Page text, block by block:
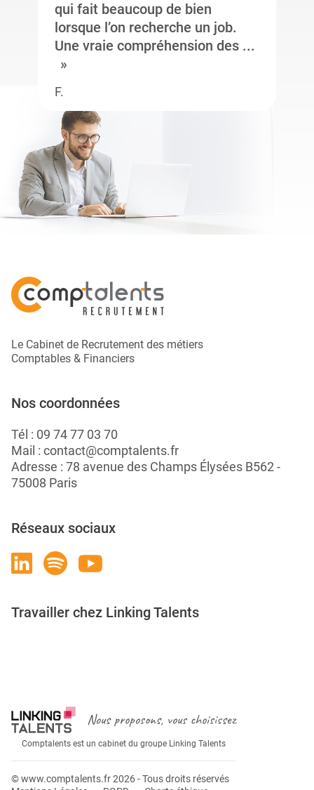
qui fait beaucoup de bien
lorsque l’on recherche un job.
Une vraie compréhension des ...
F.
Le Cabinet de Recrutement des métiers
Comptables & Financiers
Nos coordonnées
Tél : 09 74 77 03 70
Mail : contact@comptalents.fr
Adresse : 78 avenue des Champs Élysées B562 -
75008 Paris
Réseaux sociaux
Travailler chez Linking Talents
Nous proposons, vous choisissez
Comptalents est un cabinet du groupe Linking Talents
© www.comptalents.fr 2026 - Tous droits réservés